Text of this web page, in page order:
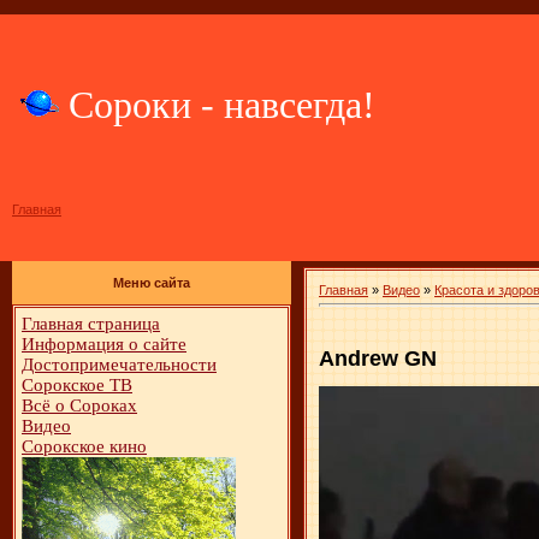
Сороки - навсегда!
Главная
Меню сайта
Главная страница
Информация о сайте
Достопримечательности
Сорокское ТВ
Всё о Сороках
Видео
Сорокское кино
Главная » Видео » Красота и
Andrew GN